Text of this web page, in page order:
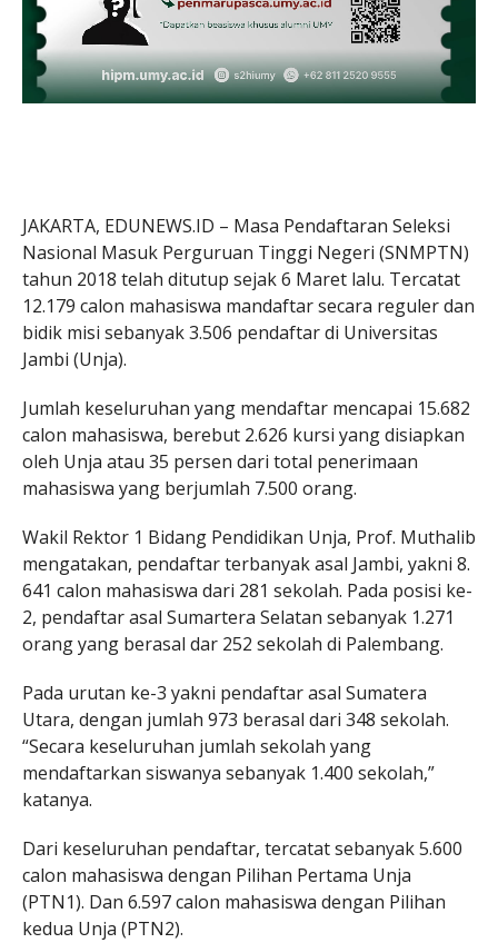
JAKARTA, EDUNEWS.ID – Masa Pendaftaran Seleksi
Nasional Masuk Perguruan Tinggi Negeri (SNMPTN)
tahun 2018 telah ditutup sejak 6 Maret lalu. Tercatat
12.179 calon mahasiswa mandaftar secara reguler dan
bidik misi sebanyak 3.506 pendaftar di Universitas
Jambi (Unja).
Jumlah keseluruhan yang mendaftar mencapai 15.682
calon mahasiswa, berebut 2.626 kursi yang disiapkan
oleh Unja atau 35 persen dari total penerimaan
mahasiswa yang berjumlah 7.500 orang.
Wakil Rektor 1 Bidang Pendidikan Unja, Prof. Muthalib
mengatakan, pendaftar terbanyak asal Jambi, yakni 8.
641 calon mahasiswa dari 281 sekolah. Pada posisi ke-
2, pendaftar asal Sumartera Selatan sebanyak 1.271
orang yang berasal dar 252 sekolah di Palembang.
Pada urutan ke-3 yakni pendaftar asal Sumatera
Utara, dengan jumlah 973 berasal dari 348 sekolah.
“Secara keseluruhan jumlah sekolah yang
mendaftarkan siswanya sebanyak 1.400 sekolah,”
katanya.
Dari keseluruhan pendaftar, tercatat sebanyak 5.600
calon mahasiswa dengan Pilihan Pertama Unja
(PTN1). Dan 6.597 calon mahasiswa dengan Pilihan
kedua Unja (PTN2).